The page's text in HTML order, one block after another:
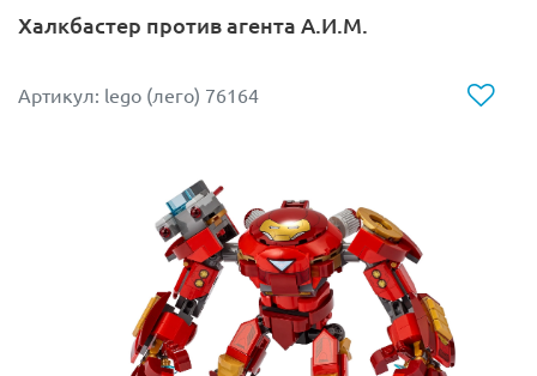
подвижны. Они способны несинхронно подниматься и
происходит благодаря специальному механизму,
трансформироваться в боевую установку с
закреплёнными на ней самонаводящимися ракетами.
Размер Паучьего охотника в собранном виде
9х20х20 см
Из деталей набора Лего 70130 Вы сможете построить
Халкбастер против агента А.И.М.
Артикул: lego (лего) 76164